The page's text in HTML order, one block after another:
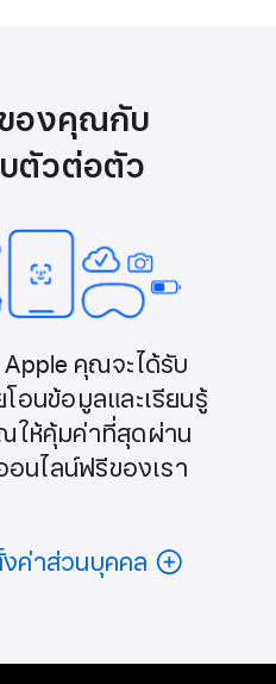
องคุณกับ
ตัวต่อตัว
คุณจะได้รับ
อนข้อมูลและเรียนรู้
ให้คุ้มค่าที่สุดผ่าน
นไลน์ฟรีของเรา
ค่าส่วนบุคคล